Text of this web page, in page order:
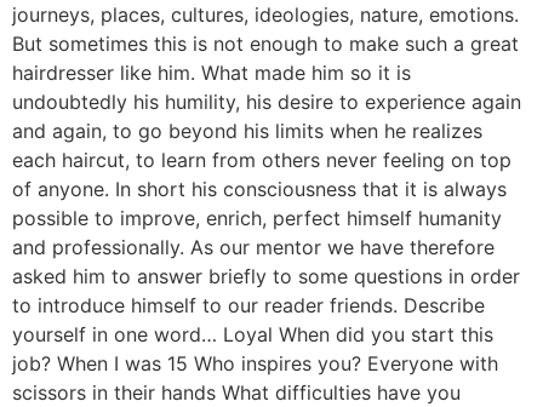
journeys, places, cultures, ideologies, nature, emotions.
But sometimes this is not enough to make such a great
hairdresser like him. What made him so it is
undoubtedly his humility, his desire to experience again
and again, to go beyond his limits when he realizes
each haircut, to learn from others never feeling on top
of anyone. In short his consciousness that it is always
possible to improve, enrich, perfect himself humanity
and professionally. As our mentor we have therefore
asked him to answer briefly to some questions in order
to introduce himself to our reader friends. Describe
yourself in one word… Loyal When did you start this
job? When I was 15 Who inspires you? Everyone with
scissors in their hands What difficulties have you